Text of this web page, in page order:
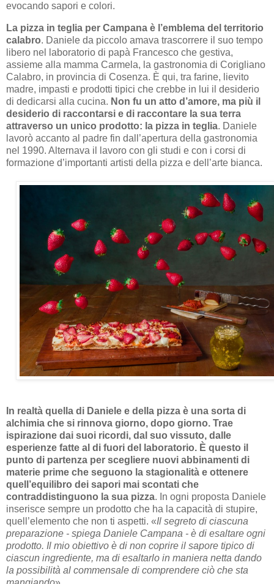
evocando sapori e colori.
La pizza in teglia per Campana è l’emblema del territorio
calabro. Daniele da piccolo amava trascorrere il suo tempo
libero nel laboratorio di papà Francesco che gestiva,
assieme alla mamma Carmela, la gastronomia di Corigliano
Calabro, in provincia di Cosenza. È qui, tra farine, lievito
madre, impasti e prodotti tipici che crebbe in lui il desiderio
di dedicarsi alla cucina. Non fu un atto d’amore, ma più il
desiderio di raccontarsi e di raccontare la sua terra
attraverso un unico prodotto: la pizza in teglia. Daniele
lavorò accanto al padre fin dall’apertura della gastronomia
nel 1990. Alternava il lavoro con gli studi e con i corsi di
formazione d’importanti artisti della pizza e dell’arte bianca.
In realtà quella di Daniele e della pizza è una sorta di
alchimia che si rinnova giorno, dopo giorno. Trae
ispirazione dai suoi ricordi, dal suo vissuto, dalle
esperienze fatte al di fuori del laboratorio. È questo il
punto di partenza per scegliere nuovi abbinamenti di
materie prime che seguono la stagionalità e ottenere
quell’equilibro dei sapori mai scontati che
contraddistinguono la sua pizza. In ogni proposta Daniele
inserisce sempre un prodotto che ha la capacità di stupire,
quell’elemento che non ti aspetti. «Il segreto di ciascuna
preparazione - spiega Daniele Campana - è di esaltare ogni
prodotto. Il mio obiettivo è di non coprire il sapore tipico di
ciascun ingrediente, ma di esaltarlo in maniera netta dando
la possibilità al commensale di comprendere ciò che sta